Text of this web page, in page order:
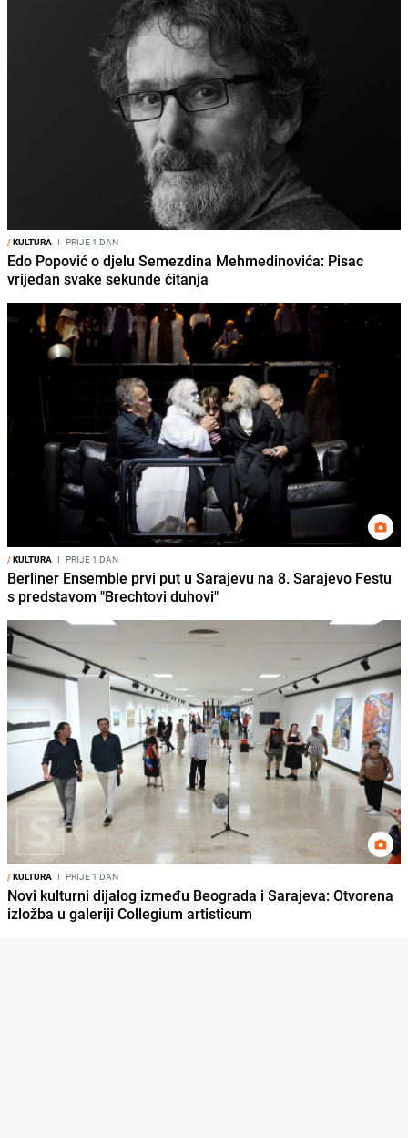
/KULTURA I PRIJE 1 DAN
Edo Popović o djelu Semezdina Mehmedinovića: Pisac
vrijedan svake sekunde čitanja
/KULTURA I PRIJE 1 DAN
Berliner Ensemble prvi put u Sarajevu na 8. Sarajevo Festu
s predstavom "Brechtovi duhovi"
/KULTURA I PRIJE 1 DAN
Novi kulturni dijalog između Beograda i Sarajeva: Otvorena
izložba u galeriji Collegium artisticum